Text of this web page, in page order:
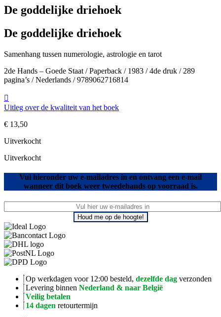
De goddelijke driehoek
De goddelijke driehoek
Samenhang tussen numerologie, astrologie en tarot
2de Hands – Goede Staat / Paperback / 1983 / 4de druk / 289
pagina’s / Nederlands / 9789062716814
Uitleg over de kwaliteit van het boek
€ 13,50
Uitverkocht
Uitverkocht
Vul hieronder uw e-mailadres in en ontvang een e-mail
wanneer dit boek weer tweedehands op voorraad is.
Houd me op de hoogte!
Op werkdagen voor 12:00 besteld, dezelfde dag verzonden
Levering binnen Nederland & naar België
Veilig betalen
14 dagen retourtermijn